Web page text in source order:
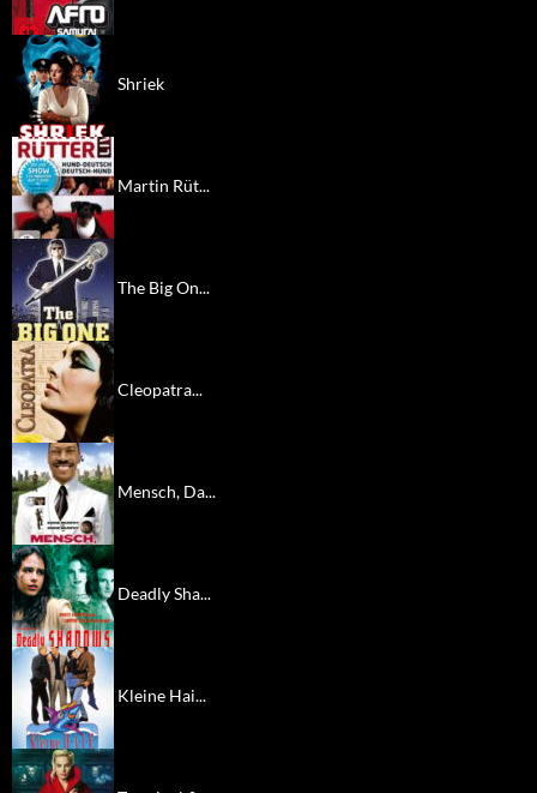
Shriek
Martin Rüt...
The Big On...
Cleopatra...
Mensch, Da...
Deadly Sha...
Kleine Hai...